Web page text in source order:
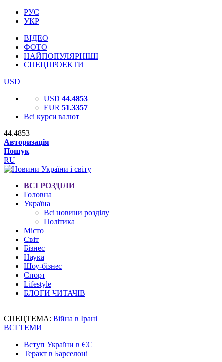
РУС
УКР
ВІДЕО
ФОТО
НАЙПОПУЛЯРНІШІ
СПЕЦПРОЕКТИ
USD
USD 44.4853
EUR 51.3357
Всі курси валют
44.4853
Авторизація
Пошук
RU
ВСІ РОЗДІЛИ
Головна
Україна
Всі новини розділу
Політика
Місто
Світ
Бізнес
Наука
Шоу-бізнес
Спорт
Lifestyle
БЛОГИ ЧИТАЧІВ
СПЕЦТЕМА: Війна в Ірані
ВСІ ТЕМИ
Вступ України в ЄС
Теракт в Барселоні